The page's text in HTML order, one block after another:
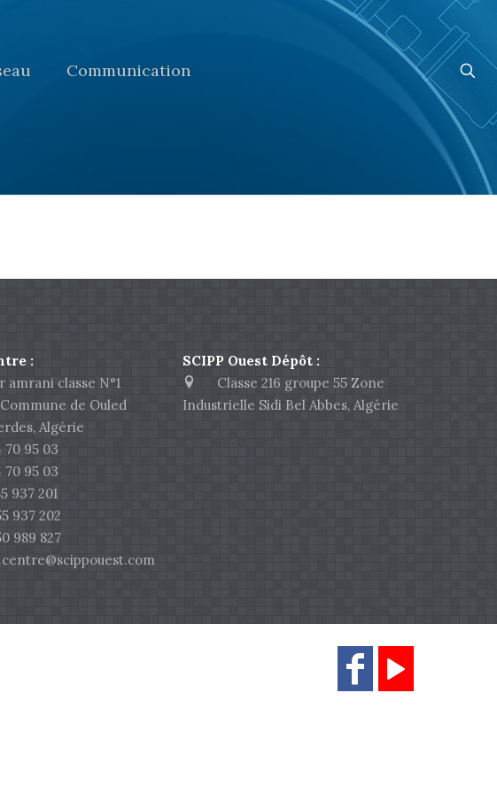
Communication
:
classe N°1
de Ouled
Algérie
95 03
95 03
937 201
202
827
SCIPP Ouest Dépôt :
Classe 216 groupe 55 Zone
Industrielle Sidi Bel Abbes, Algérie